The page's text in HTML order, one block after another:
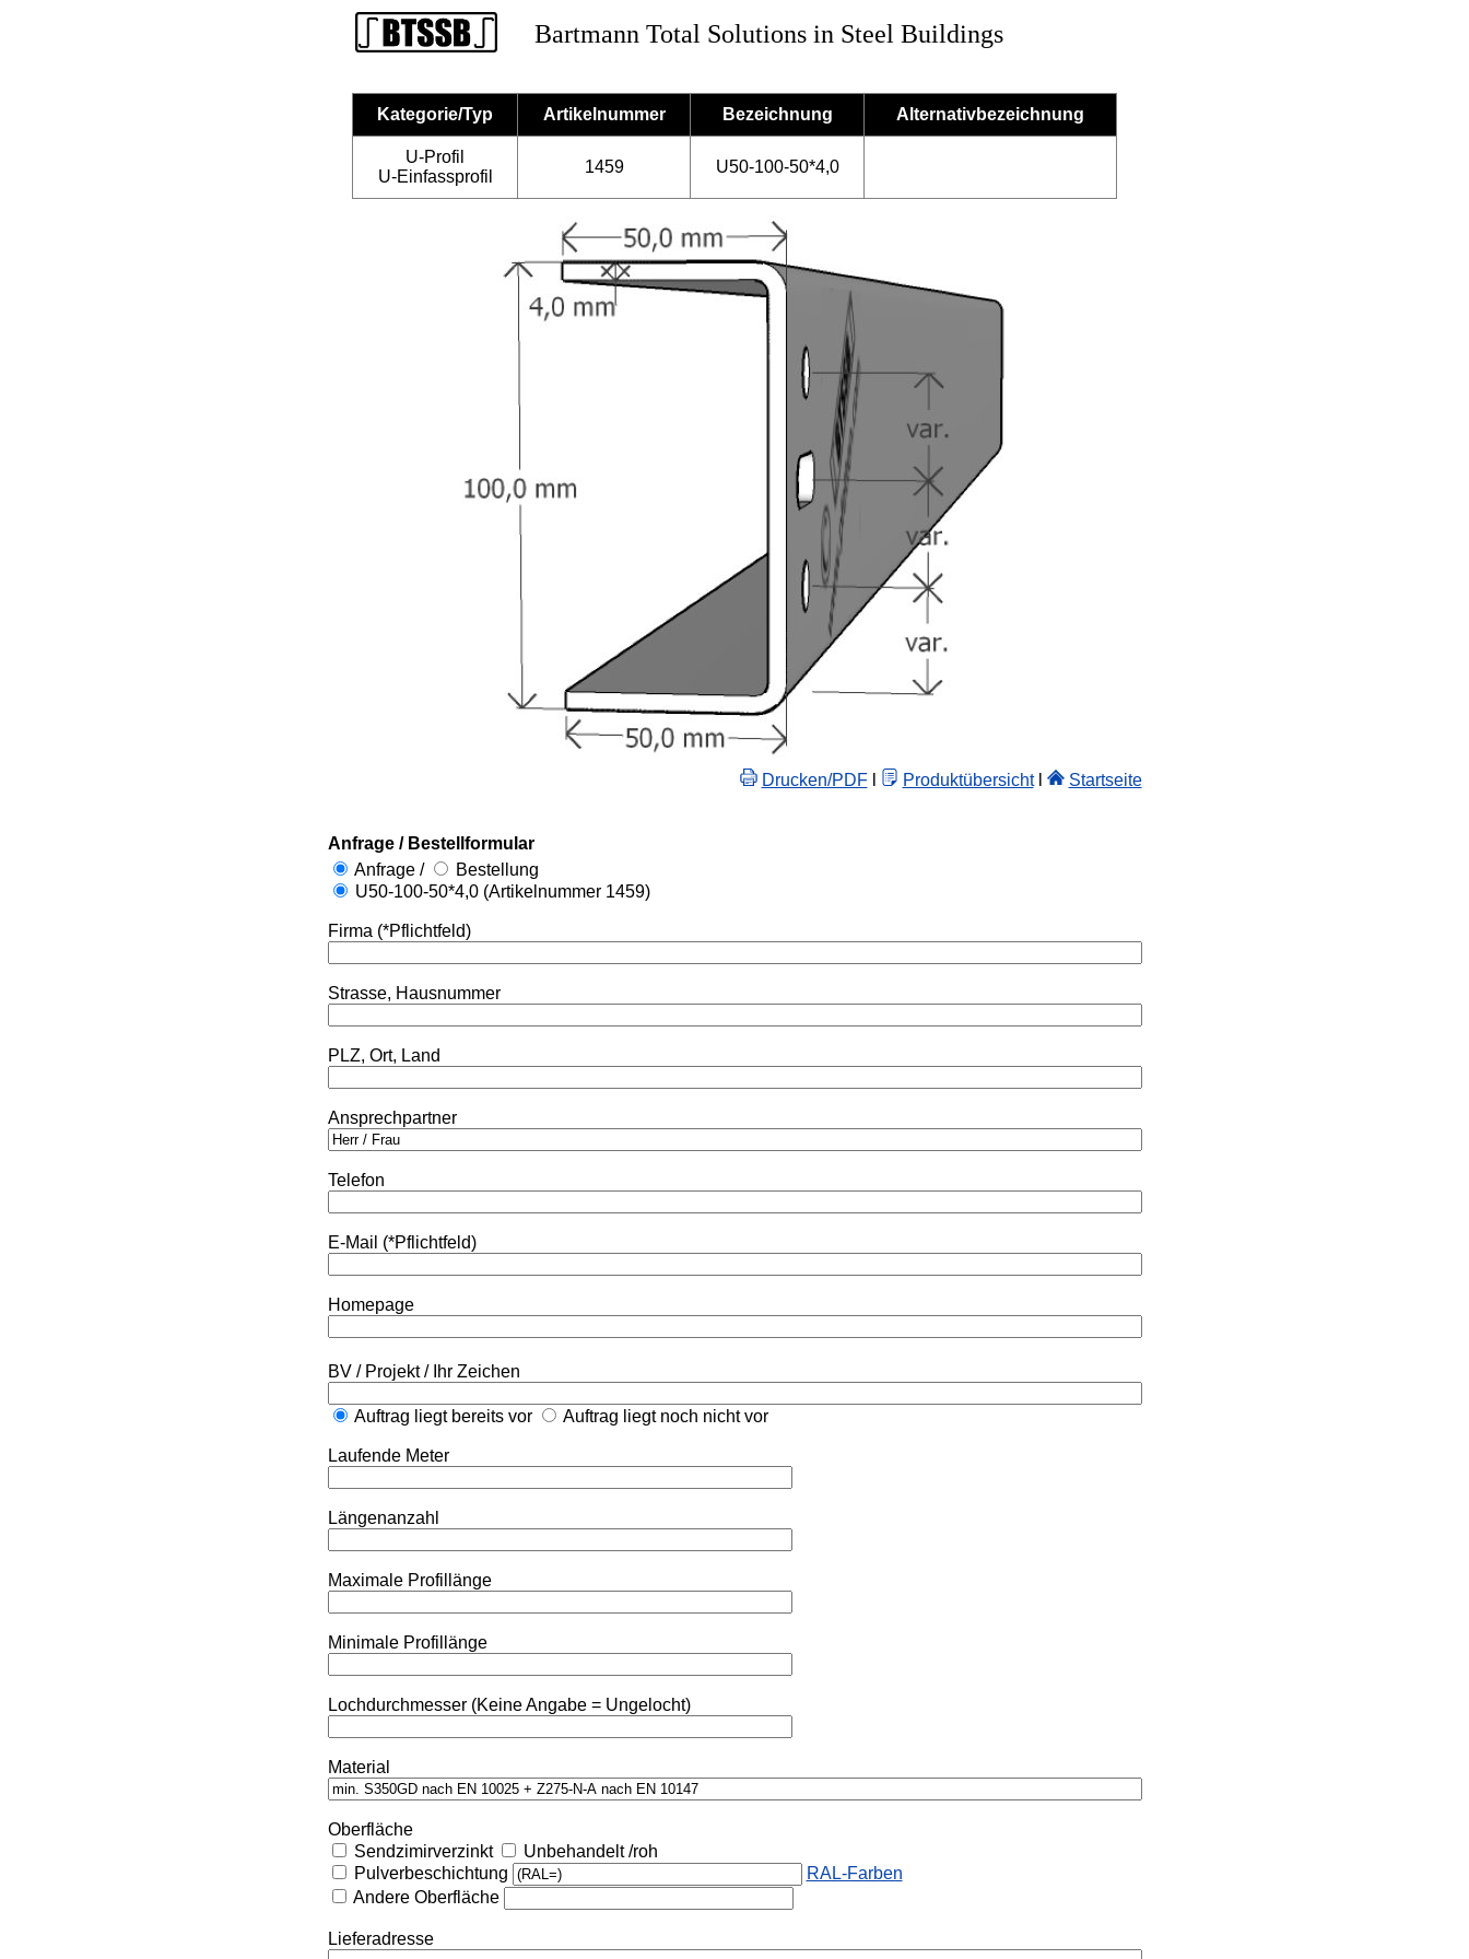
Bartmann Total Solutions in Steel Buildings
Kategorie/Typ Artikelnummer Bezeichnung Alternativbezeichnung
U-Profil
U-Einfassprofil
1459 U50-100-50*4,0
Drucken/PDFl Produktübersichtl Startseite
Anfrage / Bestellformular
Anfrage /
Bestellung
U50-100-50*4,0 (Artikelnummer 1459)
Firma (*Pflichtfeld)
Strasse, Hausnummer
PLZ, Ort, Land
Ansprechpartner
Telefon
E-Mail (*Pflichtfeld)
Homepage
BV / Projekt / Ihr Zeichen
Auftrag liegt bereits vor Auftrag liegt noch nicht vor
Laufende Meter
Längenanzahl
Maximale Profillänge
Minimale Profillänge
Lochdurchmesser (Keine Angabe = Ungelocht)
Material
Oberfläche
Sendzimirverzinkt
Unbehandelt /roh
Pulverbeschichtung
RAL-Farben
Andere Oberfläche
Lieferadresse